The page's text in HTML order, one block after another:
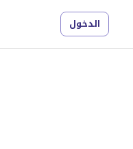
الدخول